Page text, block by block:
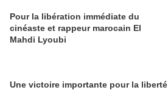
Pour la libération immédiate du
cinéaste et rappeur marocain El
Mahdi Lyoubi
Une victoire importante pour la liberté